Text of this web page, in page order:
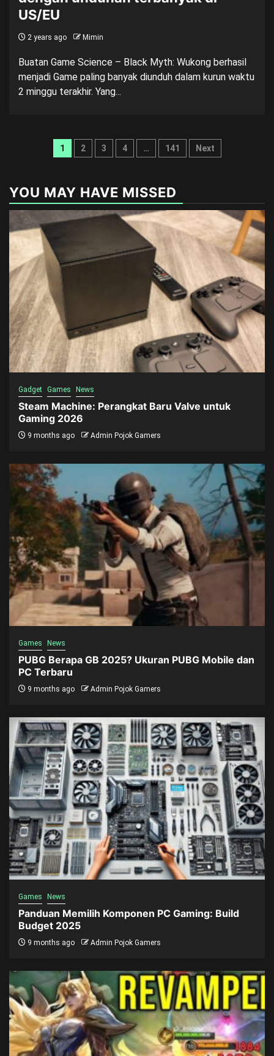
US/EU
2 years ago Mimin
Buatan Game Science – Black Myth: Wukong berhasil
menjadi Game paling banyak diunduh dalam kurun waktu
2 minggu terakhir. Yang...
Posts
1 2 3 4 … 141 Next
YOU MAY HAVE MISSED
Gadget Games News
Steam Machine: Perangkat Baru Valve untuk
Gaming 2026
9 months ago Admin Pojok Gamers
Games News
PUBG Berapa GB 2025? Ukuran PUBG Mobile dan
PC Terbaru
9 months ago Admin Pojok Gamers
Games News
Panduan Memilih Komponen PC Gaming: Build
Budget 2025
9 months ago Admin Pojok Gamers